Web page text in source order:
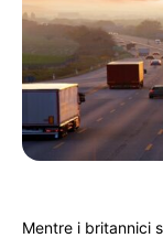
Mentre i britannici